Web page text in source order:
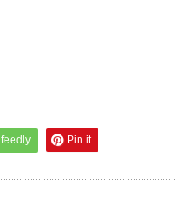
feedly Pin it